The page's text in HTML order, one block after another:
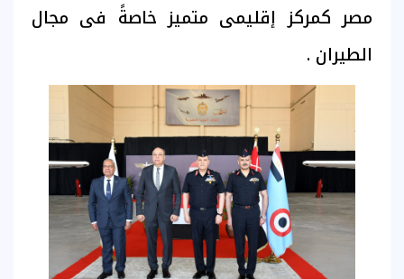
مصر كمركز إقليمى متميز خاصةً فى مجال
الطيران .